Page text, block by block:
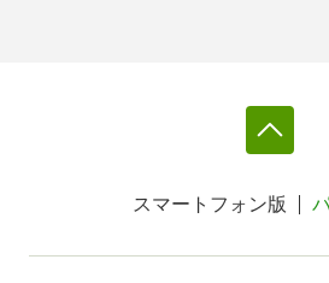
スマートフォン版